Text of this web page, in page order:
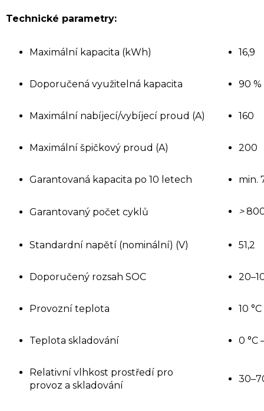
Technické parametry:
Maximální kapacita (kWh) 16,9
Doporučená využitelná kapacita 90 %
Maximální nabíjecí/vybíjecí proud (A) 160
Maximální špičkový proud (A) 200
Garantovaná kapacita po 10 letech min.
Garantovaný počet cyklů >
Standardní napětí (nominální) (V) 51,2
Doporučený rozsah SOC
Provozní teplota 10
Teplota skladování 0 °C
Relativní vlhkost prostředí pro
provoz a skladování